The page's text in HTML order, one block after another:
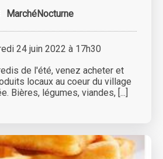
MarchéNocturne
24 juin 2022 à 17h30
de l'été, venez acheter et
locaux au coeur du village
Bières, légumes, viandes, [...]